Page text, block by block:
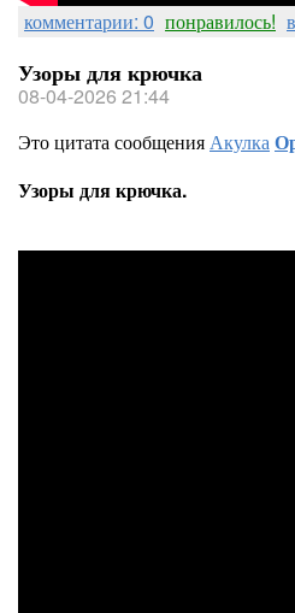
комментарии: 0 понравилось!
Узоры для крючка
08-04-2026 21:44
Это цитата сообщенияАкулка
Узоры для крючка.